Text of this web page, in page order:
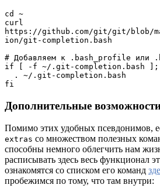
cd ~
curl
https://github.com/git/git/blob/
ion/git-completion.bash
# Добавляем к .bash_profile или
if [ -f ~/.git-completion.bash ];
fi
Дополнительные
Помимо этих удобных псевдонимов,
extras со множеством полезных
способны немного облегчить нам
расписывать здесь весь функционал
ознакомятся со списком его команд
пробежимся по тому, что там внутри: